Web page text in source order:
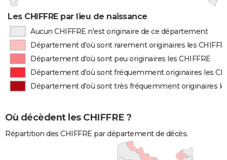
Les CHIFFRE par lieu de naissance
Aucun CHIFFRE n'est originaire de ce département
Département d'où sont rarement originaires les
Département d'où sont peu originaires les CHIFFRE
Département d'où sont fréquemment originaires les
Département d'où sont très fréquemment originaires
Où décèdent les CHIFFRE ?
Répartition des CHIFFRE par département de décès.